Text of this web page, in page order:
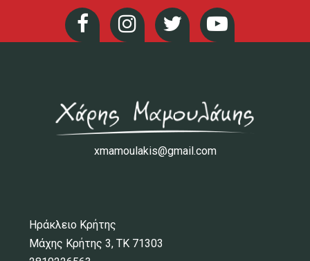
xmamoulakis@gmail.com
Ηράκλειο Κρήτης
Μάχης Κρήτης 3, ΤΚ 71303